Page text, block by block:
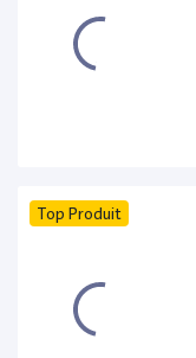
Top Produit